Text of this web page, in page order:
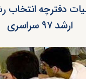
دفترچه انتخاب
ارشد ۹۷ سراسری